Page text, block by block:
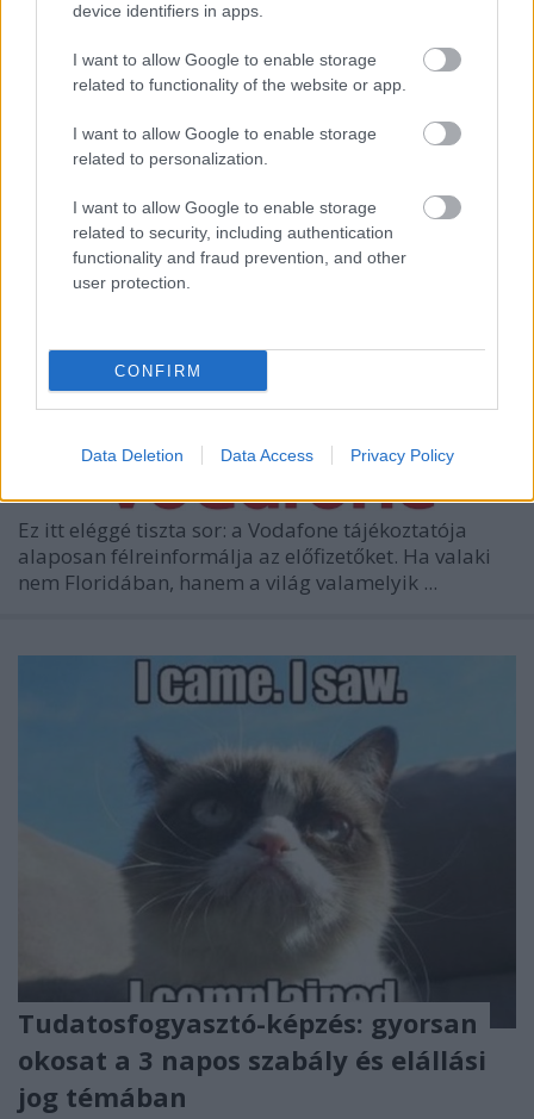
device identifiers in apps.
I want to allow Google to enable storage
related to functionality of the website or app.
I want to allow Google to enable storage
related to personalization.
I want to allow Google to enable storage
related to security, including authentication
functionality and fraud prevention, and other
user protection.
CONFIRM
Data Deletion Data Access Privacy Policy
Világjegy érvényes az USÁ-ra, de
Homár Hilda•2018. szeptember 19.
Ez itt eléggé tiszta sor: a Vodafone tájékoztatója
alaposan félreinformálja az előfizetőket. Ha valaki
nem Floridában, hanem a világ valamelyik ...
Tudatosfogyasztó-képzés: gyorsan
okosat a 3 napos szabály és elállási
jog témában